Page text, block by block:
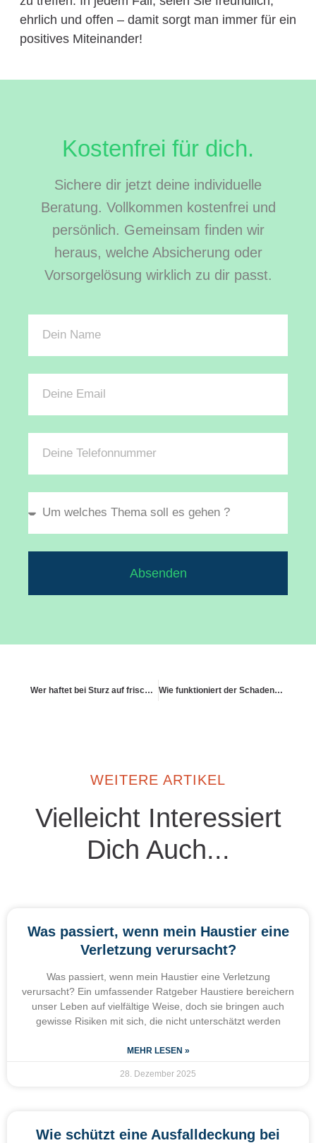
ehrlich und offen – damit sorgt man immer für ein
positives Miteinander!
Kostenfrei für dich.
Sichere dir jetzt deine individuelle
Beratung. Vollkommen kostenfrei und
persönlich. Gemeinsam finden wir
heraus, welche Absicherung oder
Vorsorgelösung wirklich zu dir passt.
Absenden
Wer haftet bei Sturz auf frisch gewischtem Boden? Wie funktioniert der Schadensfreiheitsrabatt bei Haftpflichtversicherungen?
WEITERE ARTIKEL
Vielleicht Interessiert
Dich Auch...
Was passiert, wenn mein Haustier eine
Verletzung verursacht?
Was passiert, wenn mein Haustier eine Verletzung
verursacht? Ein umfassender Ratgeber Haustiere bereichern
unser Leben auf vielfältige Weise, doch sie bringen auch
gewisse Risiken mit sich, die nicht unterschätzt werden
MEHR LESEN »
28. Dezember 2025
Wie schützt eine Ausfalldeckung bei